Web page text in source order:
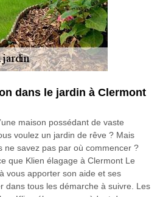
dans le jardin à Clermont
maison possédant de vaste
voulez un jardin de rêve ? Mais
ne savez pas par où commencer ?
que Klien élagage à Clermont Le
vous apporter son aide et ses
dans tous les démarche à suivre. Les